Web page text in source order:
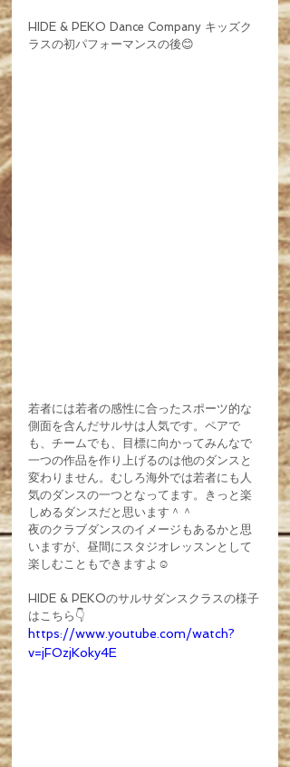
HIDE & PEKO Dance Company キッズク
ラスの初パフォーマンスの後😊
若者には若者の感性に合ったスポーツ的な
側面を含んだサルサは人気です。ペアで
も、チームでも、目標に向かってみんなで
一つの作品を作り上げるのは他のダンスと
変わりません。むしろ海外では若者にも人
気のダンスの一つとなってます。きっと楽
しめるダンスだと思います＾＾
夜のクラブダンスのイメージもあるかと思
いますが、昼間にスタジオレッスンとして
楽しむこともできますよ☺️
HIDE & PEKOのサルサダンスクラスの様子
はこちら👇
https://www.youtube.com/watch?
v=jFOzjKoky4E